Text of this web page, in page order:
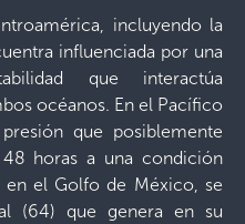
incluyendo la
influenciada por una
que interactúa
océanos. En el Pacífico
que posiblemente
horas a una condición
el Golfo de México, se
(64) que genera en su